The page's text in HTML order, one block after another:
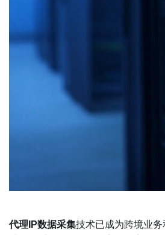
代理IP数据采集技术已成为跨境业务